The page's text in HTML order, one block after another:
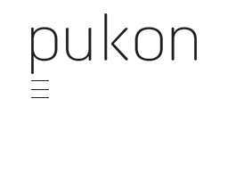
Pukon
Design e Conteúdo